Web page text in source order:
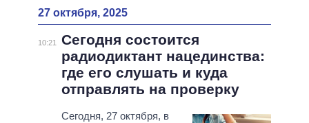
27 октября, 2025
10:21
Сегодня состоится
радиодиктант нацединства:
где его слушать и куда
отправлять на проверку
Сегодня, 27 октября, в